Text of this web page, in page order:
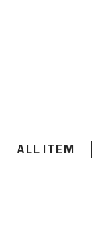
ALL ITEM